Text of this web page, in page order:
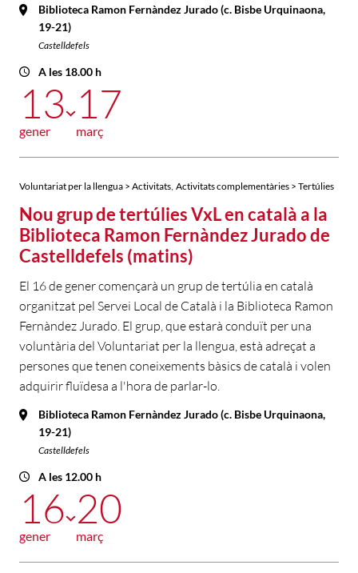
Biblioteca Ramon Fernàndez Jurado (c. Bisbe Urquinaona,
19-21)
Castelldefels
A les 18.00 h
13
gener
17
març
Voluntariat per la llengua > Activitats Activitats complementàries > Tertúlies
Nou grup de tertúlies VxL en català a la
Biblioteca Ramon Fernàndez Jurado de
Castelldefels (matins)
El 16 de gener començarà un grup de tertúlia en català
organitzat pel Servei Local de Català i la Biblioteca Ramon
Fernàndez Jurado. El grup, que estarà conduït per una
voluntària del Voluntariat per la llengua, està adreçat a
persones que tenen coneixements bàsics de català i volen
adquirir fluïdesa a l'hora de parlar-lo.
Biblioteca Ramon Fernàndez Jurado (c. Bisbe Urquinaona,
19-21)
Castelldefels
A les 12.00 h
16
gener
20
març